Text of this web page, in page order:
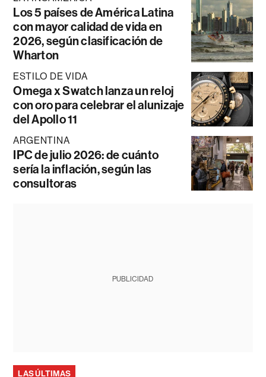
Los 5 países de América Latina
con mayor calidad de vida en
2026, según clasificación de
Wharton
ESTILO DE VIDA
Omega x Swatch lanza un reloj
con oro para celebrar el alunizaje
del Apollo 11
ARGENTINA
IPC de julio 2026: de cuánto
sería la inflación, según las
consultoras
PUBLICIDAD
LAS ÚLTIMAS